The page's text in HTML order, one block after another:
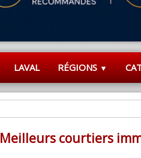
LAVAL RÉGIONS ▼
Meilleurs courtiers